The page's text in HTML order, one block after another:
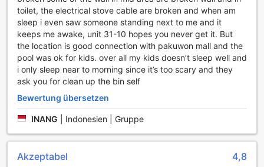
toilet, the electrical stove cable are broken and when am
sleep i even saw someone standing next to me and it
keeps me awake, unit 31-10 hopes you never get it. But
the location is good connection with pakuwon mall and the
pool was ok for kids. over all my kids doesn’t sleep well and
i only sleep near to morning since it’s too scary and they
ask you for clean up the bin self
Bewertung übersetzen
INANG Indonesien | Gruppe
Akzeptabel 4,8